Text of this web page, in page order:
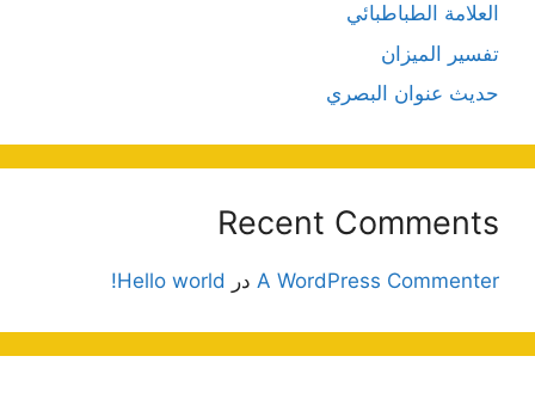
العلامة الطباطبائي
تفسير الميزان
حديث عنوان البصري
Recent Comments
A WordPress Commenter در Hello world!